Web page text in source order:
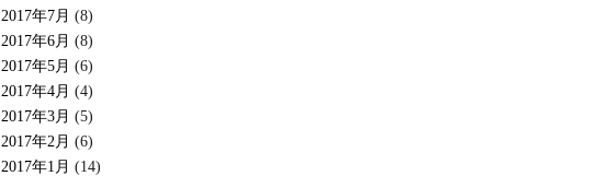
2017年7月 (8)
2017年6月 (8)
2017年5月 (6)
2017年4月 (4)
2017年3月 (5)
2017年2月 (6)
2017年1月 (14)